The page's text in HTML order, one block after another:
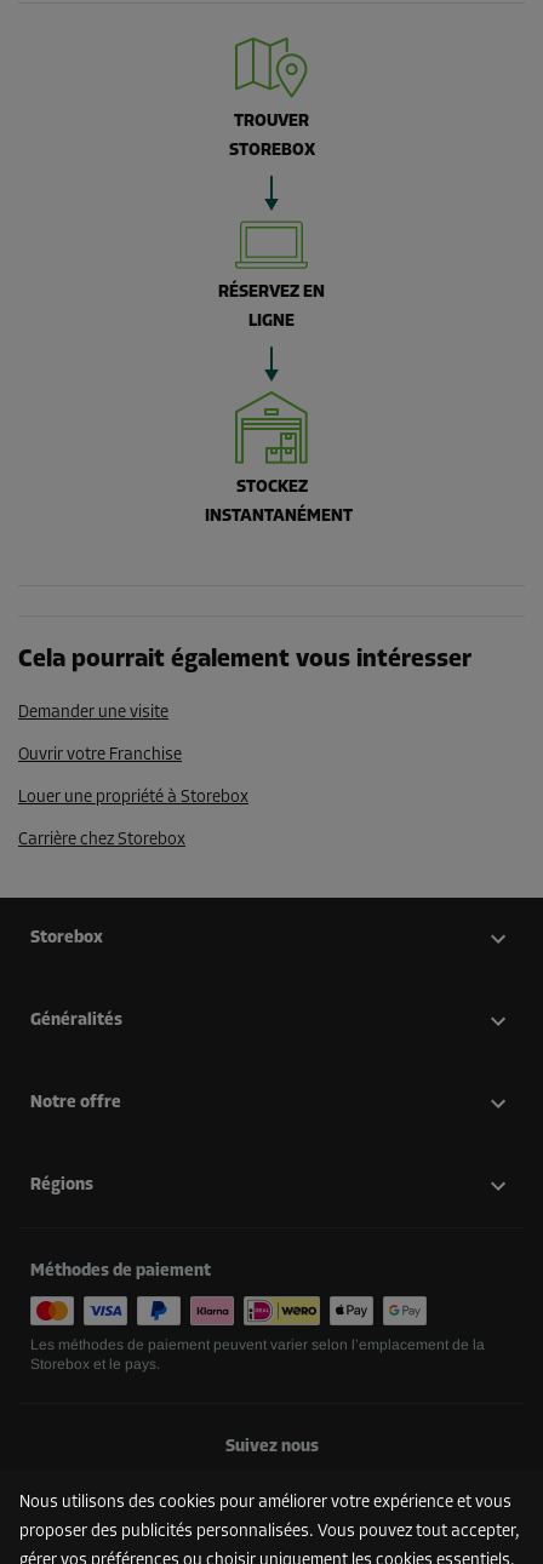
Nous utilisons des cookies pour améliorer votre expérience et vous
proposer des publicités personnalisées. Vous pouvez tout accepter,
TROUVER
STOREBOX
RÉSERVEZ EN
LIGNE
STOCKEZ
INSTANTANÉMENT
Cela pourrait également vous intéresser
Demander une visite
Ouvrir votre Franchise
Louer une propriété à Storebox
Carrière chez Storebox
Storebox
Généralités
Notre offre
Régions
Méthodes de paiement
Les méthodes de paiement peuvent varier selon l’emplacement de la
Storebox et le pays.
Suivez nous